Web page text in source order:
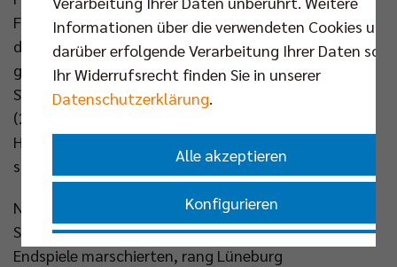
Finalisten aus Lüneburg und Berlin standen sich in
dieser Spielzeit bereits in knisternden Matches
gegenüber. In der CEV Champions League hatte die
SVG im „Golden Set“ nach zwei Fünf-Satz-Spielen
(2:3, 3:2) die Nase vorn, im DVV-Pokal siegten die
Hauptstädter mit 3:1 und in der Bundesliga setzte
sich jede Mannschaft einmal durch (3:0, 2:3).
Nachdem die Männer von der Spree mit drei 3:0-
Siegen gegen die Helios Grizzlys Giesen in die
Endspiele marschierten, rang Lüneburg
Informationen über die verwendeten Cookies und
darüber erfolgende Verarbeitung Ihrer Daten
Ihr Widerrufsrecht finden Sie in unserer
Datenschutzerklärung.
Alle akzeptieren
Konfigurieren
Nur essenzielle Cookies akzeptieren